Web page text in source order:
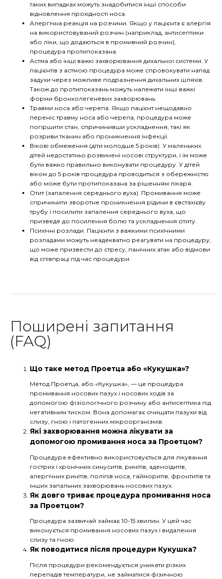
таких випадках можуть знадобитися інші способи
відновлення прохідності носа.
Алергічна реакція на розчини. Якщо у пацієнта є алергія
на використовуваний розчин (наприклад, антисептики
або ліки, що додаються в промивний розчин),
процедура протипоказана.
Астма або інші важкі захворювання дихальної системи. У
пацієнтів з астмою процедура може спровокувати напад
задухи через можливе подразнення дихальних шляхів.
Також до протипоказань можуть належати інші важкі
форми бронхолегеневих захворювань.
Травми носа або черепа. Якщо пацієнт нещодавно
переніс травму носа або черепа, процедура може
погіршити стан, спричинивши ускладнення, такі як
розриви тканин або проникнення інфекції.
Вікові обмеження (діти молодше 5 років). У маленьких
дітей недостатньо розвинені носові структури, і їм може
бути важко правильно виконувати процедуру. У дітей
віком до 5 років процедура проводиться з обережністю
або може бути протипоказана за рішенням лікаря.
Отит (запалення середнього вуха). Промивання може
спричинити зворотне проникнення рідини в євстахієву
трубу і посилити запалення середнього вуха, що
призведе до посилення болю та ускладнення отиту.
Психічні розлади. Пацієнти з важкими психічними
розладами можуть неадекватно реагувати на процедуру,
що може призвести до стресу, панічних атак або відмови
від співпраці під час процедури.
Поширені запитання
(FAQ)
Що таке метод Проетца або «Кукушка»?
Метод Проетца, або «Кукушка», — це процедура
промивання носових пазух і носових ходів за
допомогою фізіологічного розчину або антисептика під
негативним тиском. Вона допомагає очищати пазухи від
слизу, гною і патогенних мікроорганізмів.
Які захворювання можна лікувати за
допомогою промивання носа за Проетцом?
Процедура ефективно використовується для лікування
гострих і хронічних синуситів, ринітів, аденоїдитів,
алергічних ринітів, поліпів носа, гайморитів, фронтитів та
інших запальних захворювань носових пазух.
Як довго триває процедура промивання носа
за Проетцом?
Процедура зазвичай займає 10-15 хвилин. У цей час
виконується промивання носових пазух і видалення
слизу та гною.
Як поводитися після процедури Кукушка?
Після процедури рекомендується уникати різких
перепадів температури, не займатися фізичною